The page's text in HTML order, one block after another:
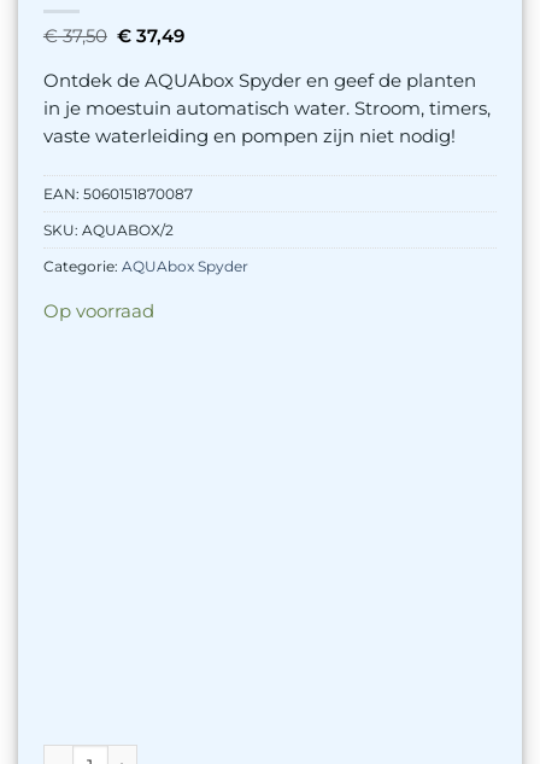
€37,50 Oorspronkelijke
was:
€ 37,50.
€ 37,49Huidige
is:
€ 37,49.
Ontdek de AQUAbox Spyder en geef de planten
in je moestuin automatisch water. Stroom, timers,
vaste waterleiding en pompen zijn niet nodig!
EAN: 5060151870087
SKU: AQUABOX/2
Categorie: AQUAbox Spyder
Op voorraad
AutoPot AQUAbox Spyder systeem voor moestuin aantal